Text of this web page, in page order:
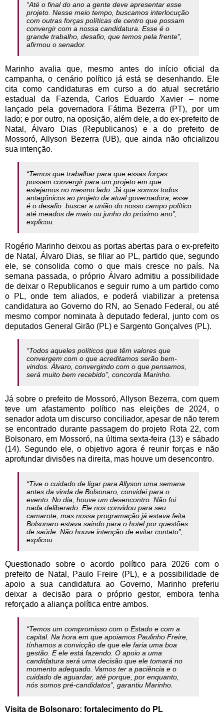
“Até o final do ano a gente deve apresentar esse
projeto. Nesse meio tempo, buscamos interlocução
com outras forças políticas de centro que possam
convergir com a nossa candidatura. Esse é o
grande trabalho, desafio, que temos pela frente”,
afirmou o senador.
Marinho avalia que, mesmo antes do início oficial da
campanha, o cenário político já está se desenhando. Ele
cita como candidaturas em curso a do atual secretário
estadual da Fazenda, Carlos Eduardo Xavier – nome
lançado pela governadora Fátima Bezerra (PT), por um
lado; e por outro, na oposição, além dele, a do ex-prefeito de
Natal, Álvaro Dias (Republicanos) e a do prefeito de
Mossoró, Allyson Bezerra (UB), que ainda não oficializou
sua intenção.
“Temos que trabalhar para que essas forças
possam convergir para um projeto em que
estejamos no mesmo lado. Já que somos todos
antagônicos ao projeto da atual governadora, esse
é o desafio: buscar a união do nosso campo político
até meados de maio ou junho do próximo ano”,
explicou.
Rogério Marinho deixou as portas abertas para o ex-prefeito
de Natal, Álvaro Dias, se filiar ao PL, partido que, segundo
ele, se consolida como o que mais cresce no país. Na
semana passada, o próprio Álvaro admitiu a possibilidade
de deixar o Republicanos e seguir rumo a um partido como
o PL, onde tem aliados, e poderá viabilizar a pretensa
candidatura ao Governo do RN, ao Senado Federal, ou até
mesmo compor nominata à deputado federal, junto com os
deputados General Girão (PL) e Sargento Gonçalves (PL).
“Todos aqueles políticos que têm valores que
convergem com o que acreditamos serão bem-
vindos. Álvaro, convergindo com o que pensamos,
será muito bem recebido”, concorda Marinho.
Já sobre o prefeito de Mossoró, Allyson Bezerra, com quem
teve um afastamento político nas eleições de 2024, o
senador adota um discurso conciliador, apesar de não terem
se encontrado durante passagem do projeto Rota 22, com
Bolsonaro, em Mossoró, na última sexta-feira (13) e sábado
(14). Segundo ele, o objetivo agora é reunir forças e não
aprofundar divisões na direita, mas houve um desencontro.
“Tive o cuidado de ligar para Allyson uma semana
antes da vinda de Bolsonaro, convidei para o
evento. No dia, houve um desencontro. Não foi
nada deliberado. Ele nos convidou para seu
camarote, mas nossa programação já estava feita.
Bolsonaro estava saindo para o hotel por questões
de saúde. Não houve intenção de evitar contato”,
explicou.
Questionado sobre o acordo político para 2026 com o
prefeito de Natal, Paulo Freire (PL), e a possibilidade de
apoio a sua candidatura ao Governo, Marinho preferiu
deixar a decisão para o próprio gestor, embora tenha
reforçado a aliança política entre ambos.
“Temos um compromisso com o Estado e com a
capital. Na hora em que apoiamos Paulinho Freire,
tínhamos a convicção de que ele faria uma boa
gestão. E ele está fazendo. O apoio a uma
candidatura será uma decisão que ele tomará no
momento adequado. Vamos ter a paciência e o
cuidado de aguardar, até porque, por enquanto,
nós somos pré-candidatos”, garantiu Marinho.
Visita de Bolsonaro: fortalecimento do PL